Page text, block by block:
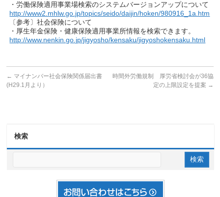
・労働保険適用事業場検索のシステムバージョンアップについて
http://www2.mhlw.go.jp/topics/seido/daijin/hoken/980916_1a.htm
〔参考〕社会保険について
・厚生年金保険・健康保険適用事業所情報を検索できます。
http://www.nenkin.go.jp/jigyosho/kensaku/jigyoshokensaku.html
← マイナンバー社会保険関係届出書
(H29.1月より）
時間外労働規制 厚労省検討会が36協
定の上限設定を提案 →
検索